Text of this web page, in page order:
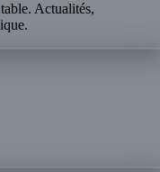
Actualités,